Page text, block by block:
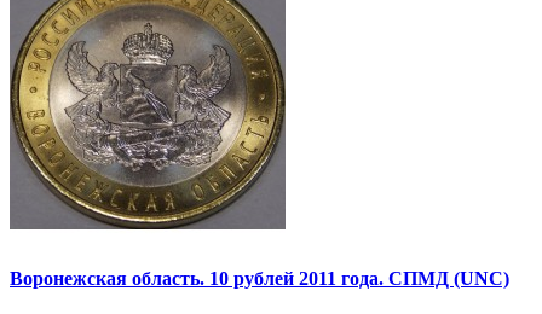
Воронежская область. 10 рублей 2011 года. СПМД (UNC)